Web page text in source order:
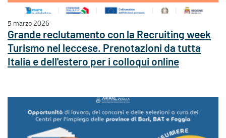
5 marzo 2026
Grande reclutamento con la Recruiting week
Turismo nel leccese. Prenotazioni da tutta
Italia e dell'estero per i colloqui online